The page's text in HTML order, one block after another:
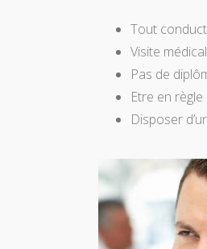
Tout
Visite
Pas de
Etre en
Disposer